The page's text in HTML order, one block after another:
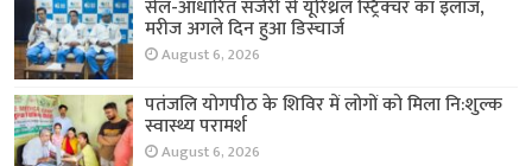
सेल-आधारित सर्जरी से यूरिथ्रल स्ट्रिक्चर का इलाज,
मरीज अगले दिन हुआ डिस्चार्ज
August 6, 2026
पतंजलि योगपीठ के शिविर में लोगों को मिला नि:शुल्क
स्वास्थ्य परामर्श
August 6, 2026